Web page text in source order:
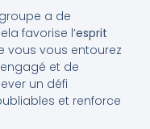
a de
favorise l’esprit
vous vous entourez
et de
un défi
et renforce